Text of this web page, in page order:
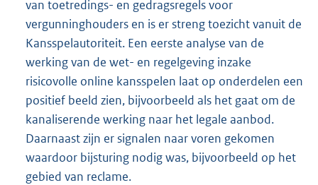
van toetredings- en gedragsregels voor
vergunninghouders en is er streng toezicht vanuit de
Kansspelautoriteit. Een eerste analyse van de
werking van de wet- en regelgeving inzake
risicovolle online kansspelen laat op onderdelen een
positief beeld zien, bijvoorbeeld als het gaat om de
kanaliserende werking naar het legale aanbod.
Daarnaast zijn er signalen naar voren gekomen
waardoor bijsturing nodig was, bijvoorbeeld op het
gebied van reclame.